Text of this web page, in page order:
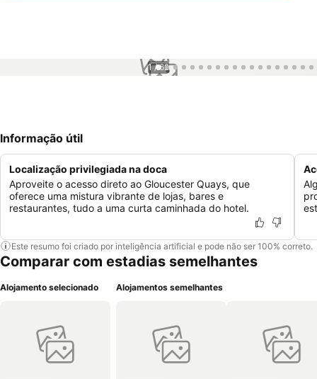
1 / 62
Informação útil
Localização privilegiada na doca
Aproveite o acesso direto ao Gloucester Quays, que
oferece uma mistura vibrante de lojas, bares e
restaurantes, tudo a uma curta caminhada do hotel.
Este resumo foi criado por inteligência artificial e pode não ser 100% correto.
Comparar com estadias semelhantes
Alojamento selecionado Alojamentos semelhantes